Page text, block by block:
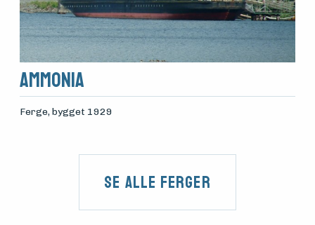
Ammonia
Ferge, bygget 1929
Se alle Ferger